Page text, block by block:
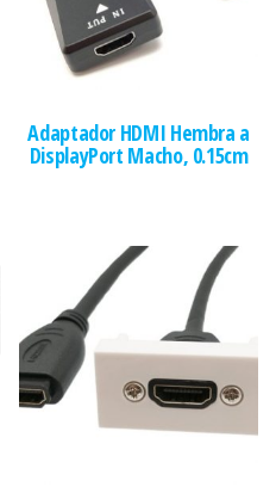
Adaptador HDMI Hembra a
DisplayPort Macho, 0.15cm